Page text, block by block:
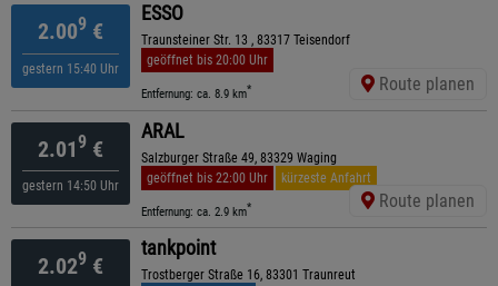
2.009 €
gestern 15:40 Uhr
ESSO
Traunsteiner Str. 13 , 83317 Teisendorf
geöffnet bis 20:00 Uhr
Entfernung: ca. 8.9 km* Route planen
2.019 €
gestern 14:50 Uhr
ARAL
Salzburger Straße 49, 83329 Waging
geöffnet bis 22:00 Uhr
kürzeste Anfahrt
Entfernung: ca. 2.9 km* Route planen
2.029 €
tankpoint
Trostberger Straße 16, 83301 Traunreut